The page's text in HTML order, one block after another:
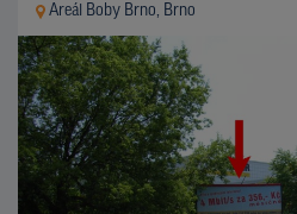
Areál Boby Brno, Brno